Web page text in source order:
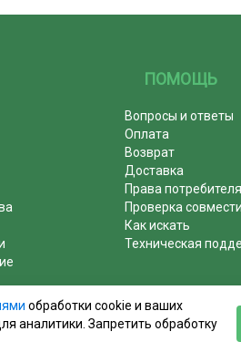
у
ПОМОЩЬ
Вопросы и ответы
Оплата
Возврат
Доставка
Права потребителя
Проверка
Как искать
Техническая
обработки cookie и ваших
аналитики. Запретить обработку